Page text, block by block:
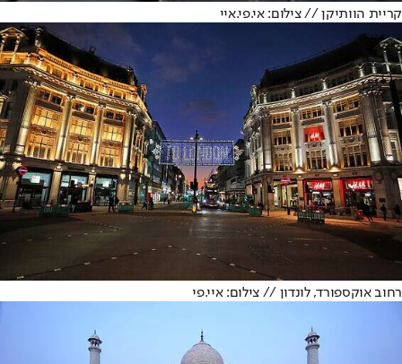
קריית הוותיקן // צילום: אי.פי.איי
רחוב אוקספורד, לונדון // צילום: איי.פי